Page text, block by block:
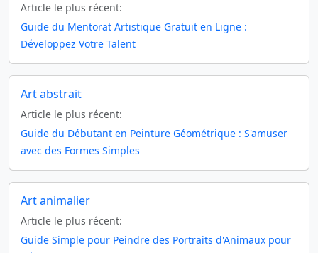
Article le plus récent:
Guide du Mentorat Artistique Gratuit en Ligne :
Développez Votre Talent
Art abstrait
Article le plus récent:
Guide du Débutant en Peinture Géométrique : S'amuser
avec des Formes Simples
Art animalier
Article le plus récent:
Guide Simple pour Peindre des Portraits d'Animaux pour